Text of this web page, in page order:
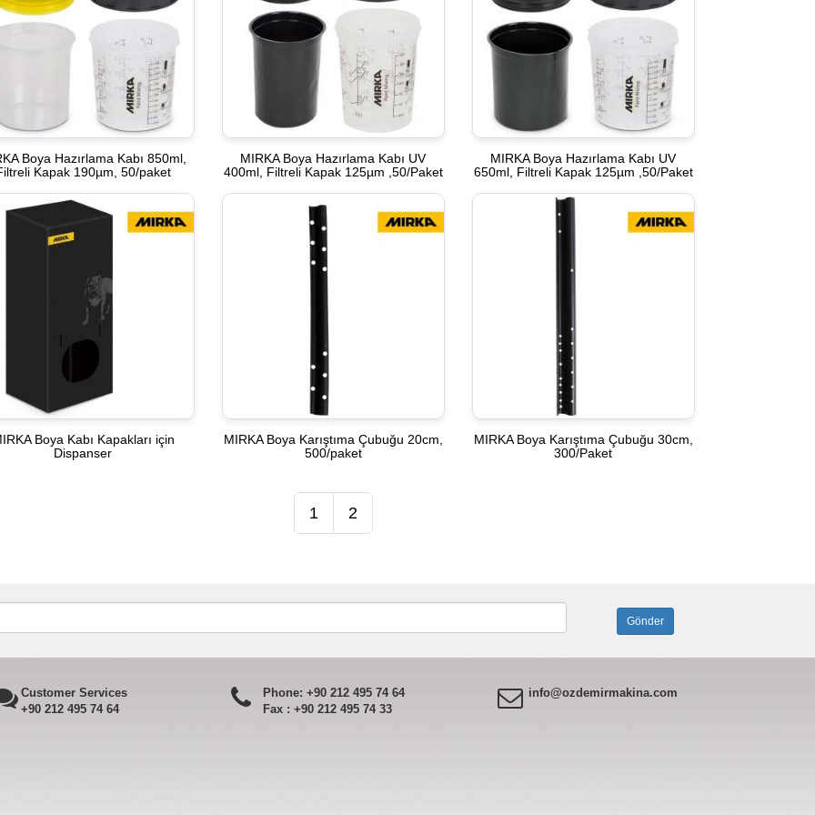
Boya Hazırlama Kabı 850ml,
Kapak 190µm, 50/paket
MIRKA Boya Hazırlama Kabı UV
400ml, Filtreli Kapak 125µm ,50/Paket
MIRKA Boya Hazırlama Kabı UV
650ml, Filtreli Kapak 125µm ,50/Paket
Boya Kabı Kapakları için
Dispanser
MIRKA Boya Karıştıma Çubuğu 20cm,
500/paket
MIRKA Boya Karıştıma Çubuğu 30cm,
300/Paket
1 2
Customer Services
+90 212 495 74 64
Phone: +90 212 495 74 64
Fax : +90 212 495 74 33
info@ozdemirmakina.com